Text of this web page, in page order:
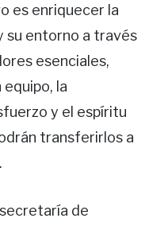
es enriquecer la
su entorno a través
esenciales,
la
y el espíritu
transferirlos a
secretaría de